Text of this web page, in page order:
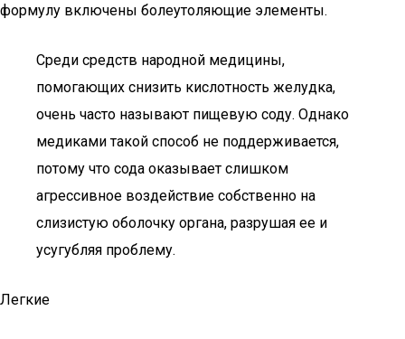
формулу включены болеутоляющие элементы.
Среди средств народной медицины,
помогающих снизить кислотность желудка,
очень часто называют пищевую соду. Однако
медиками такой способ не поддерживается,
потому что сода оказывает слишком
агрессивное воздействие собственно на
слизистую оболочку органа, разрушая ее и
усугубляя проблему.
Легкие